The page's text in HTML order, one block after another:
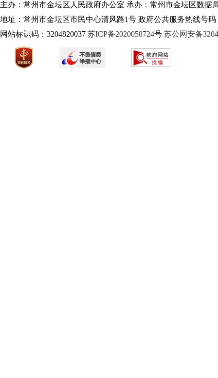
主办：常州市金坛区人民政府办公室 承办：常州市金坛区数据
地址：常州市金坛区市民中心清风路1号 政府公共服务热线号码
网站标识码：3204820037 苏ICP备2020058724号 苏公网安备